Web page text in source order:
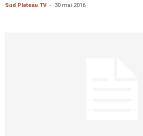
Sud Plateau TV - 30 mai 2016